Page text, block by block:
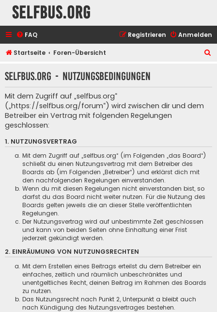
selfbus.org
FAQ Anmelden
Registrieren
Startseite Foren-Übersicht
h
selfbus.org - Nutzungsbedingungen
Mit dem Zugriff auf „selfbus.org“
(„https://selfbus.org/forum“) wird zwischen dir und dem
Betreiber ein Vertrag mit folgenden Regelungen
geschlossen:
1. NUTZUNGSVERTRAG
Mit dem Zugriff auf „selfbus.org“ (im Folgenden „das Board“)
schließt du einen Nutzungsvertrag mit dem Betreiber des
Boards ab (im Folgenden „Betreiber“) und erklärst dich mit
den nachfolgenden Regelungen einverstanden.
Wenn du mit diesen Regelungen nicht einverstanden bist, so
darfst du das Board nicht weiter nutzen. Für die Nutzung des
Boards gelten jeweils die an dieser Stelle veröffentlichten
Regelungen.
Der Nutzungsvertrag wird auf unbestimmte Zeit geschlossen
und kann von beiden Seiten ohne Einhaltung einer Frist
jederzeit gekündigt werden.
2. EINRÄUMUNG VON NUTZUNGSRECHTEN
Mit dem Erstellen eines Beitrags erteilst du dem Betreiber ein
einfaches, zeitlich und räumlich unbeschränktes und
unentgeltliches Recht, deinen Beitrag im Rahmen des Boards
zu nutzen.
Das Nutzungsrecht nach Punkt 2, Unterpunkt a bleibt auch
nach Kündigung des Nutzungsvertrages bestehen.